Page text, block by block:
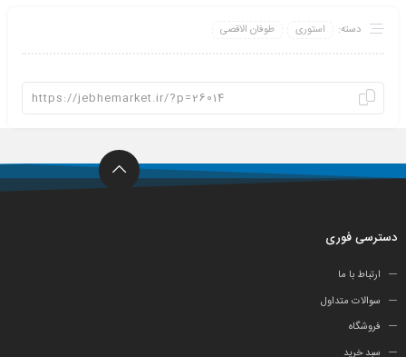
دسته: استوری طوفان الاقصی
دسترسی فوری
ارتباط با ما
سوالات متداول
فروشگاه
سبد خرید